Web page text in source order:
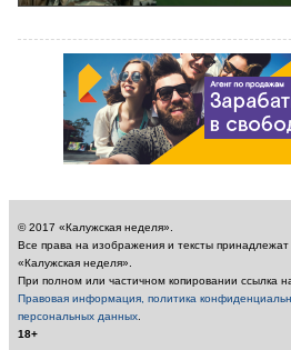
© 2017 «Калужская неделя».
Все права на изображения и тексты
«Калужская неделя».
При полном или частичном копировании ссылка
Правовая информация, политика
персональных данных
18+